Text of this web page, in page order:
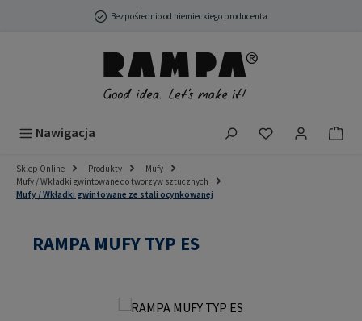
Przejdź do głównej zawartościBezpośrednio od niemieckiego producenta
Nawigacja Masz 0
Sklep Online Produkty
Mufy
Mufy / Wkładki gwintowane do tworzyw sztucznych
Mufy / Wkładki gwintowane ze stali ocynkowanej
RAMPA MUFY TYP ES
Pomiń galerię zdjęć